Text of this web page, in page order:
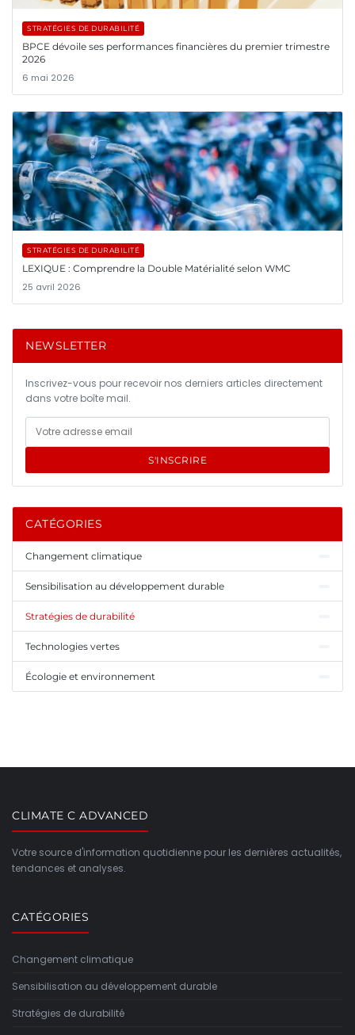
STRATÉGIES DE DURABILITÉ
BPCE dévoile ses performances financières du premier trimestre
2026
6 mai 2026
STRATÉGIES DE DURABILITÉ
LEXIQUE : Comprendre la Double Matérialité selon WMC
25 avril 2026
NEWSLETTER
Inscrivez-vous pour recevoir nos derniers articles directement
dans votre boîte mail.
S'INSCRIRE
CATÉGORIES
Changement climatique
Sensibilisation au développement durable
Stratégies de durabilité
Technologies vertes
Écologie et environnement
CLIMATE C ADVANCED
Votre source d'information quotidienne pour les dernières actualités,
tendances et analyses.
CATÉGORIES
Changement climatique
Sensibilisation au développement durable
Stratégies de durabilité